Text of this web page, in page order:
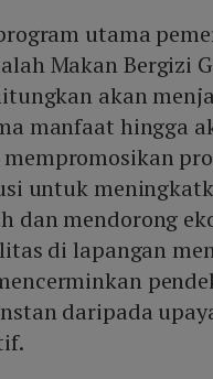
utama
Makan Bergizi
akan
manfaat hingga
untuk
dan mendorong
di lapangan
daripada